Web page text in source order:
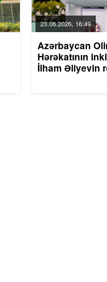
23.06.2026, 16:49
Azərbaycan
Hərəkatının
İlham Əliyevin